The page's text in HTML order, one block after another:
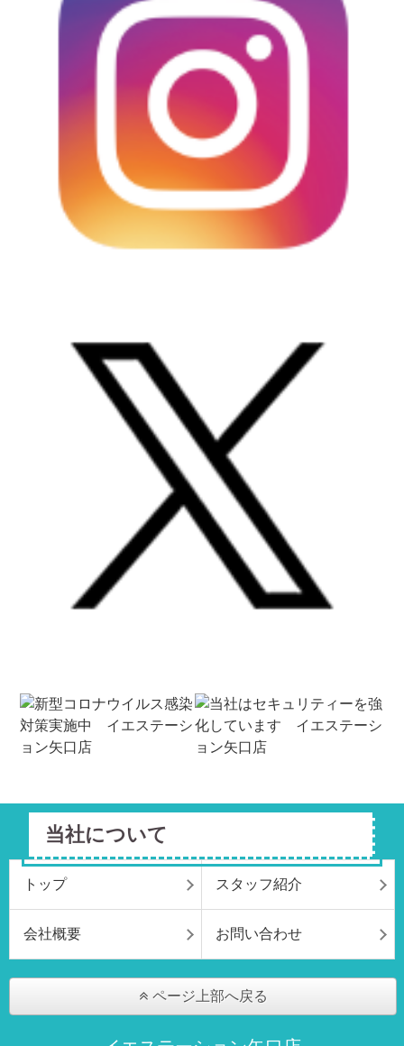
当社について
トップ スタッフ紹介
会社概要 お問い合わせ
ページ上部へ戻る